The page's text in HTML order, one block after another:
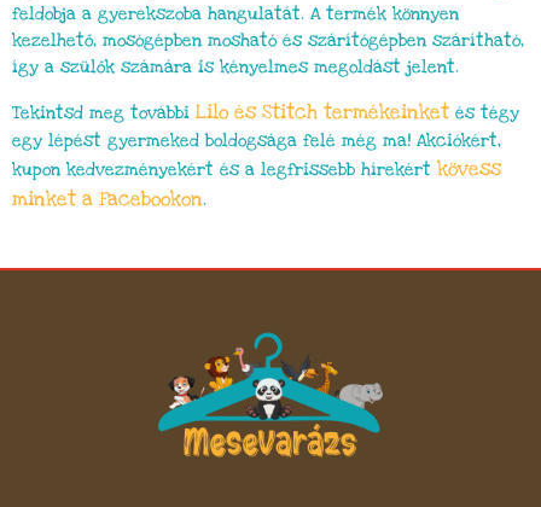
feldobja a gyerekszoba hangulatát. A termék könnyen
kezelhető, mosógépben mosható és szárítógépben szárítható,
így a szülők számára is kényelmes megoldást jelent.
Tekintsd meg további Lilo és Stitch termékeinket és tégy
egy lépést gyermeked boldogsága felé még ma! Akciókért,
kupon kedvezményekért és a legfrissebb hírekért kövess
minket a Facebookon.